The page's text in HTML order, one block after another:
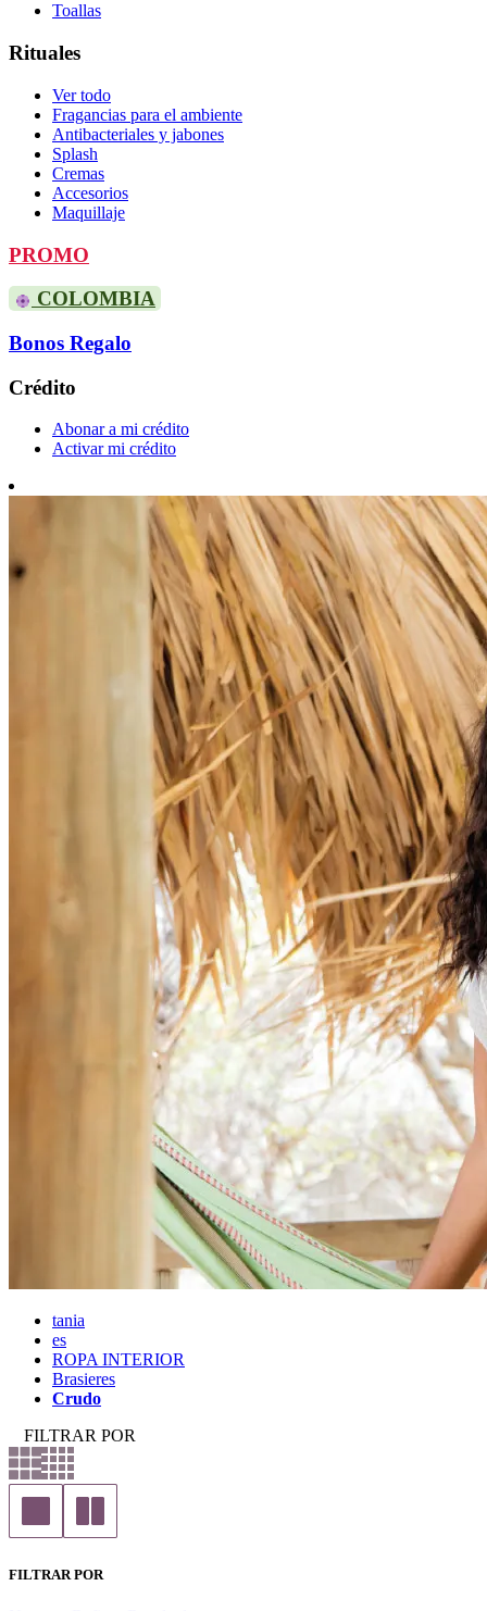
Toallas
Rituales
Ver todo
Fragancias para el ambiente
Antibacteriales y jabones
Splash
Cremas
Accesorios
Maquillaje
PROMO
COLOMBIA
Bonos Regalo
Crédito
Abonar a mi crédito
Activar mi crédito
tania
es
ROPA INTERIOR
Brasieres
Crudo
FILTRAR POR
FILTRAR POR